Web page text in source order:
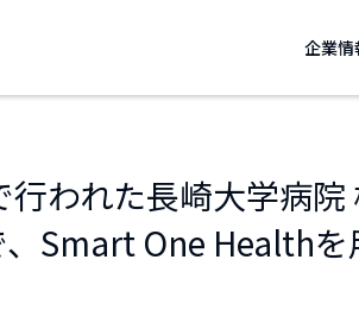
企業情
われた長崎大学病院
Smart One Health